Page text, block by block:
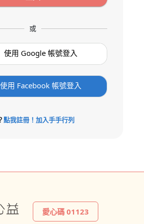
或
使用 Google 帳號登入
使用 Facebook 帳號登入
點我註冊！加入手手行列
愛心碼 01123